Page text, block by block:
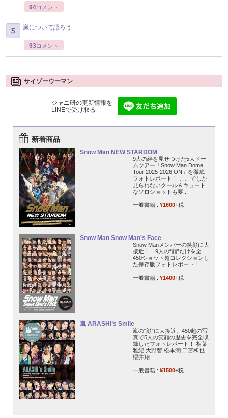
94コメント
嵐について語ろう
93コメント
サイゾーウーマン
ジャニ研の更新情報を
LINEで受け取る
新着商品
Snow Man NEW STARDOM
9人の絆を見せつけた5大ドー
ムツアー「Snow Man Dome
Tour 2025-2026 ON」を徹底
フォトレポート！ ここでしか
見られないクール＆キュート
なソロショットも要...
一般書籍 : ¥1600+税
Snow Man Snow Man's Face
Snow Manメンバーの笑顔に大
接近！ 9人の“顔”だけを全
450ショット超コレクションし
た保存版フォトレポート！
一般書籍 : ¥1400+税
嵐 ARASHI’s Smile
嵐の“顔”に大接近。450超の写
真で5人の笑顔の歴史を完全収
録したフォトレポート！ 相葉
雅紀 大野智 松本潤 二宮和也
櫻井翔
一般書籍 : ¥1500+税